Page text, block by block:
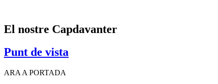
El nostre Capdavanter
Punt de vista
ARA A PORTADA